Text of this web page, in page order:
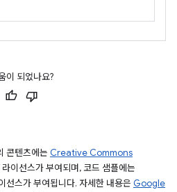
이 되었나요?
콘텐츠에는 Creative Commons
라이선스가 부여되며, 코드 샘플에는
선스가 부여됩니다. 자세한 내용은 Google